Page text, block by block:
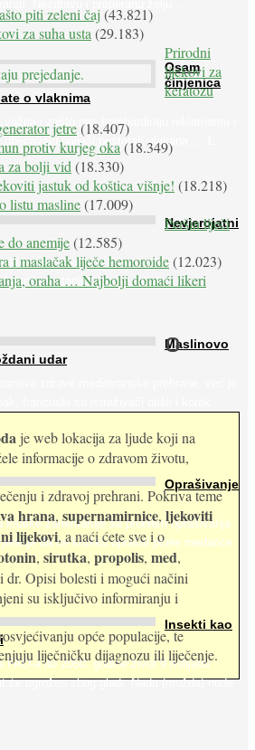
Nezdravu i pretjeranu želju ...
Osam
činjenica
o vlaknima
važna i zašto nas bombardiraju reklamama i
obećavaju najviši postotak vlakana ... 1.
Nevjerojatni
uz srce, oči i živce, od kojih pati
kasnijem stadiju bolesti, jabuke ...
Maslinovo
udar
zdrave mediteranske prehrane, već je
Oprašivanje
kruške zanemaruje se problem oprašivanja
da će krušku oprašiti pčele medarice
Insekti kao
FAO-a do 2050. godine život 9 milijardi
će ugrožen zbog gladi. Nadu (možda) nude
piti zeleni čaj(43.821)
za suha usta (29.183)
Prirodni
lijekovi za
keratozu
jetre(18.407)
protiv kurjeg oka (18.349)
za bolji vid (18.330)
jastuk od koštica višnje! (18.218)
listu masline(17.009)
Peršin liječi
do anemije(12.585)
i maslačak liječe hemoroide(12.023)
oraha … Najbolji domaći likeri
O
je web lokacija za ljude koji na
informacije o zdravom životu,
i zdravoj prehrani. Pokriva teme
hrana, supernamirnice, ljekoviti
lijekovi, a naći ćete sve i o
, sirutka, propolis, med,
i dr. Opisi bolesti i mogući načini
su isključivo informiranju i
opće populacije, te
liječničku dijagnozu ili liječenje.